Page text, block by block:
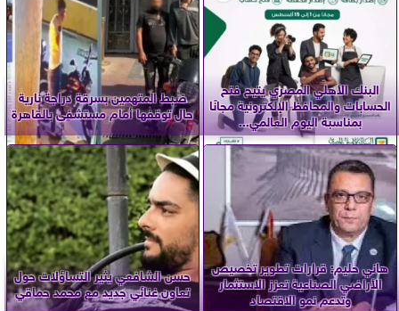
البنك الأهلي المصري يتيح فتح
الحسابات والمحافظ الإلكترونية مجانًا
بمناسبة اليوم العالمي...
ضبط المتهمين بسرقة دراجة نارية
حال توقفها أمام مستشفى بالقاهرة
هاني حليم: قرارات تطوير تخصيص
الأراضي الصناعية تعزز الاستثمار
وتدعم نمو الاقتصاد
حسن الشافعي يثير التساؤلات حول
تعاون غنائي جديد مع محمد حماقي